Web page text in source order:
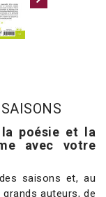
poésie et la
avec votre
saisons et, au
grands auteurs, de